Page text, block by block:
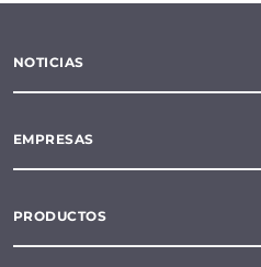
NOTICIAS
EMPRESAS
PRODUCTOS